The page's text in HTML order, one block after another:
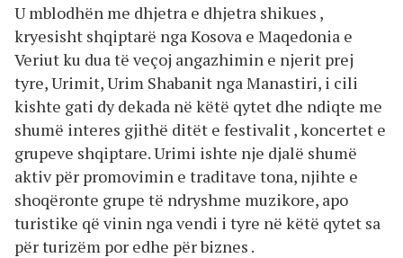
U mblodhën me dhjetra e dhjetra shikues ,
kryesisht shqiptarë nga Kosova e Maqedonia e
Veriut ku dua të veçoj angazhimin e njerit prej
tyre, Urimit, Urim Shabanit nga Manastiri, i cili
kishte gati dy dekada në këtë qytet dhe ndiqte me
shumë interes gjithë ditët e festivalit , koncertet e
grupeve shqiptare. Urimi ishte nje djalë shumë
aktiv për promovimin e traditave tona, njihte e
shoqëronte grupe të ndryshme muzikore, apo
turistike që vinin nga vendi i tyre në këtë qytet sa
për turizëm por edhe për biznes .